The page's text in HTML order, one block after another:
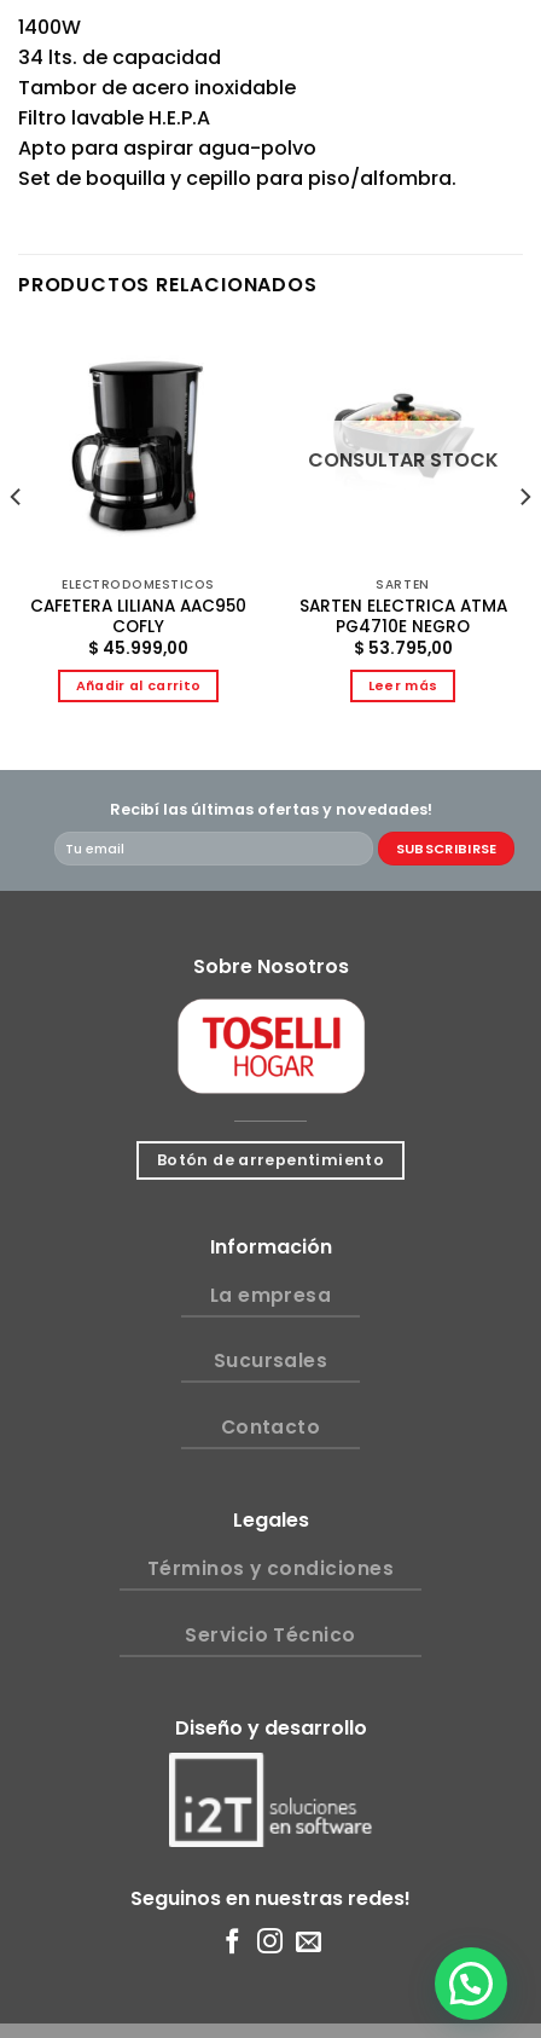
1400W
34 lts. de capacidad
Tambor de acero inoxidable
Filtro lavable H.E.P.A
Apto para aspirar agua-polvo
Set de boquilla y cepillo para piso/alfombra.
PRODUCTOS RELACIONADOS
ELECTRODOMESTICOS
CAFETERA LILIANA AAC950
COFLY
$ 45.999,00
Añadir al carrito
CONSULTAR STOCK
SARTEN
SARTEN ELECTRICA ATMA
PG4710E NEGRO
$ 53.795,00
Leer más
Recibí las últimas ofertas y novedades!
Sobre Nosotros
Botón de arrepentimiento
Información
La empresa
Sucursales
Contacto
Legales
Términos y condiciones
Servicio Técnico
Diseño y desarrollo
Seguinos en nuestras redes!